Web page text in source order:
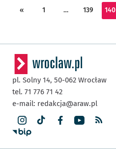
« 1 … 139 140
pl. Solny 14, 50-062 Wrocław
tel. 71 776 71 42
e-mail: redakcja@araw.pl